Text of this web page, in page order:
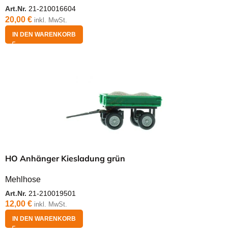
Art.Nr. 21-210016604
20,00 € inkl. MwSt.
IN DEN WARENKORB
HO Anhänger Kiesladung grün
Mehlhose
Art.Nr. 21-210019501
12,00 € inkl. MwSt.
IN DEN WARENKORB